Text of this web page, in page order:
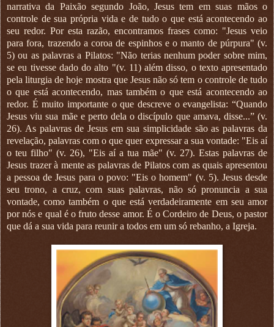
narrativa da Paixão segundo João, Jesus tem em suas mãos o
controle de sua própria vida e de tudo o que está acontecendo ao
seu redor. Por esta razão, encontramos frases como: "Jesus veio
para fora, trazendo a coroa de espinhos e o manto de púrpura" (v.
5) ou as palavras a Pilatos: "Não terias nenhum poder sobre mim,
se eu tivesse dado do alto "(v. 11) além disso, o texto apresentado
pela liturgia de hoje mostra que Jesus não só tem o controle de tudo
o que está acontecendo, mas também o que está acontecendo ao
redor. É muito importante o que descreve o evangelista: “Quando
Jesus viu sua mãe e perto dela o discípulo que amava, disse...” (v.
26). As palavras de Jesus em sua simplicidade são as palavras da
revelação, palavras com o que quer expressar a sua vontade: "Eis aí
o teu filho" (v. 26), "Eis aí a tua mãe" (v. 27). Estas palavras de
Jesus trazer à mente as palavras de Pilatos com as quais apresentou
a pessoa de Jesus para o povo: "Eis o homem" (v. 5). Jesus desde
seu trono, a cruz, com suas palavras, não só pronuncia a sua
vontade, como também o que está verdadeiramente em seu amor
por nós e qual é o fruto desse amor. É o Cordeiro de Deus, o pastor
que dá a sua vida para reunir a todos em um só rebanho, a Igreja.